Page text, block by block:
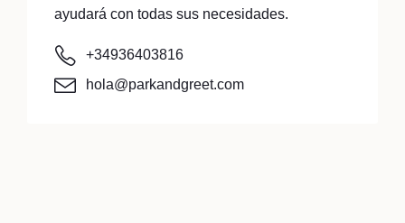
ayudará con todas sus necesidades.
+34936403816
hola@parkandgreet.com